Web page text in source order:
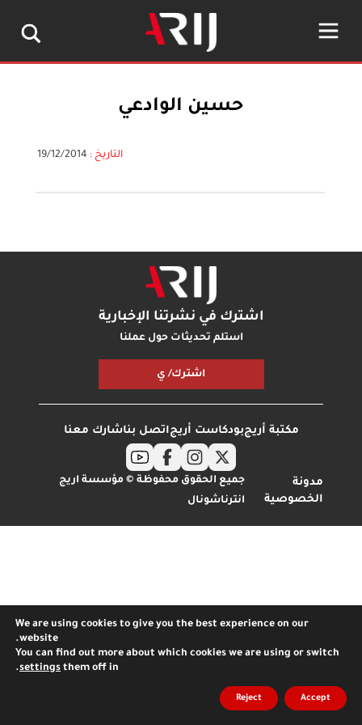
حسين الوادعي
التاريخ :19/12/2014
اشترك في نشرتنا الإخبارية
استلم تحديثات حول عملنا
اشترك/ ي
مكتبة أريجبودكاست أريجاتصل بناشارك معنا
مدونة
الخصوصية
جميع الحقوق محفوظة © مؤسسة اريج
انترناشونال
We are using cookies to give you the best experience on our
website.
You can find out more about which cookies we are using or switch
them off in
settings
.
Accept
Reject